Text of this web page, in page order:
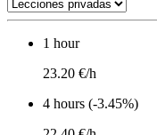
1 hour
23.20 €/h
4 hours (-3.45%)